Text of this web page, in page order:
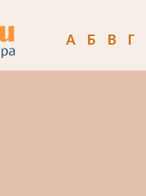
А Б В Г